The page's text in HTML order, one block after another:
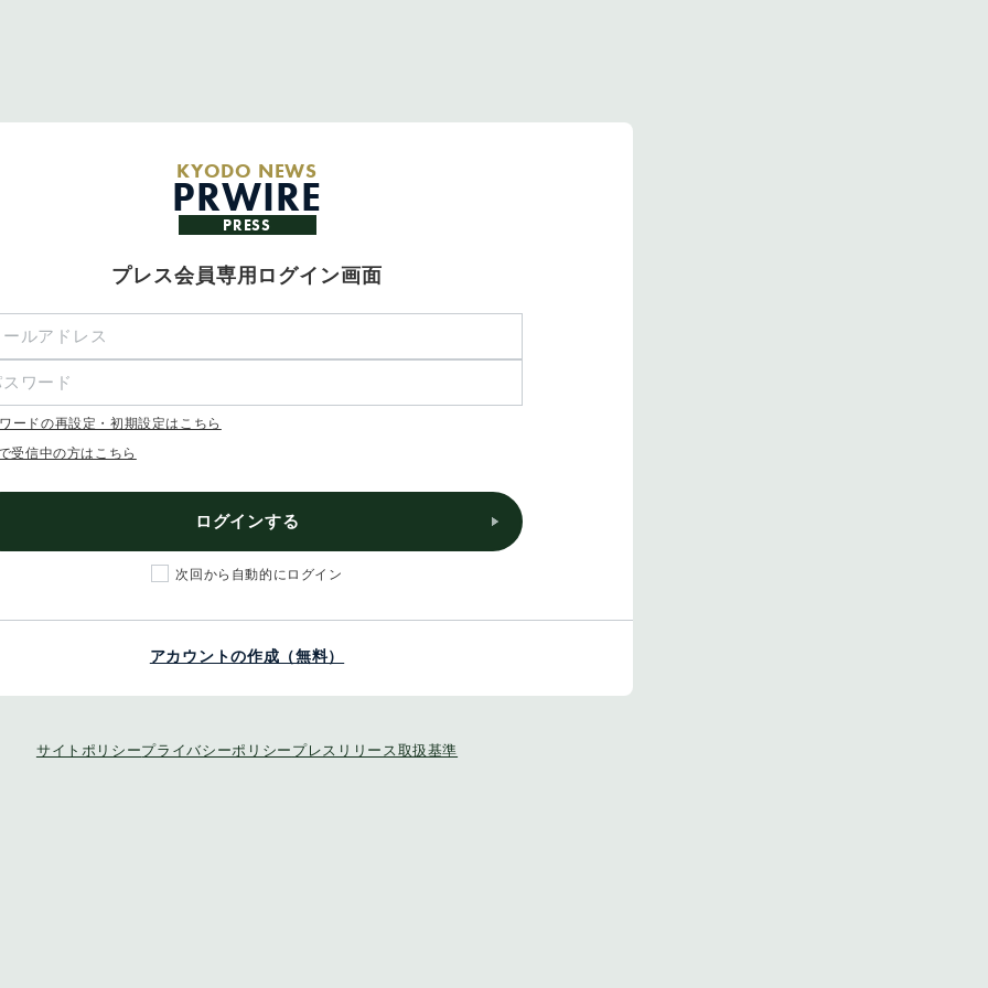
KYODO NEWS
PRWIRE
PRESS
プレス会員専用ログイン画面
ードの再設定・初期設定はこちら
受信中の方はこちら
ログインする
次回から自動的にログイン
アカウントの作成（無料）
サイトポリシープライバシーポリシー プレスリリース取扱基準